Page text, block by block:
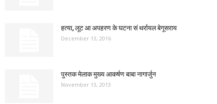
हत्या, लूट आ अपहरण के घटना सं थर्रायल बेगूसराय
December 13, 2016
पुस्तक मेलाक मुख्य आकर्षण बाबा नागार्जुन
November 13, 2013